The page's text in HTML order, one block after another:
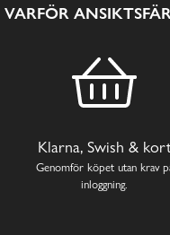
VARFÖR
Klarna, Swish &
Genomför köpet utan krav
inloggning.